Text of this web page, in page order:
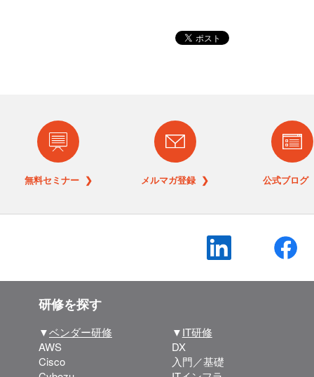
無料セミナー ❯ メルマガ登録 ❯ 公式ブロ
研修を探す
▼ベンダー研修
AWS
Cisco
▼IT研修
DX
入門／基礎